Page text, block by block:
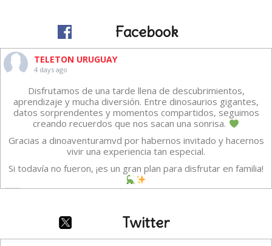
Facebook
TELETON URUGUAY
4 days ago
Disfrutamos de una tarde llena de descubrimientos,
aprendizaje y mucha diversión. Entre dinosaurios gigantes,
datos sorprendentes y momentos compartidos, seguimos
creando recuerdos que nos sacan una sonrisa.
Gracias a dinoaventuramvd por habernos invitado y hacernos
vivir una experiencia tan especial.
Si todavía no fueron, ¡es un gran plan para disfrutar en familia!
· Compartir Twitter